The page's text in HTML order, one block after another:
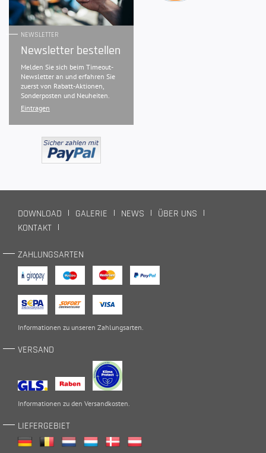
NEWSLETTER
Newsletter bestellen
Melden Sie sich beim Timeout-
Newsletter an und erfahren Sie
zuerst von Rabatt-Aktionen,
Sonderposten und Neuheiten.
Eintragen
DOWNLOAD GALERIE NEWS
ÜBER UNS
KONTAKT
ZAHLUNGSARTEN
Informationen zu unseren Zahlungsarten
VERSAND
Informationen zu den Versandkosten
LIEFERGEBIET